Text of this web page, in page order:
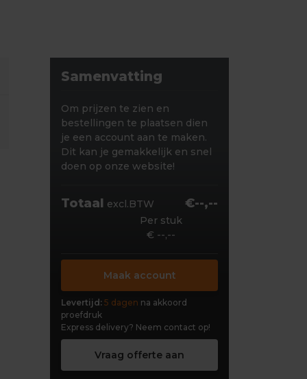
Samenvatting
Om prijzen te zien en
bestellingen te plaatsen dien
je een account aan te maken.
Dit kan je gemakkelijk en snel
doen op onze website!
Totaal excl.BTW €--,--
Per stuk
€ --,--
Maak account
Levertijd: 5 dagen na akkoord
proefdruk
Express delivery? Neem contact op!
Vraag offerte aan